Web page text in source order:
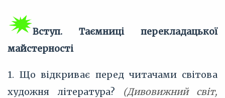
Вступ. Таємниці перекладацької
майстерності
1. Що відкриває перед читачами світова
художня література? (Дивовижний світ,